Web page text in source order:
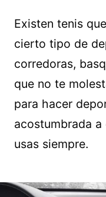
Existen tenis
cierto tipo de
corredoras,
que no te
para hacer
acostumbrada
usas siempre.